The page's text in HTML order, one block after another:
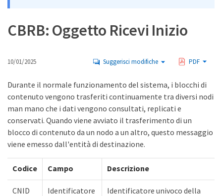
CBRB: Oggetto Ricevi Inizio
10/01/2025 Suggerisci modifiche PDF
Durante il normale funzionamento del sistema, i blocchi di
contenuto vengono trasferiti continuamente tra diversi nodi
man mano che i dati vengono consultati, replicati e
conservati. Quando viene avviato il trasferimento di un
blocco di contenuto da un nodo a un altro, questo messaggio
viene emesso dall'entità di destinazione.
Codice Campo Descrizione
CNID
Identificatore
Identificatore univoco della